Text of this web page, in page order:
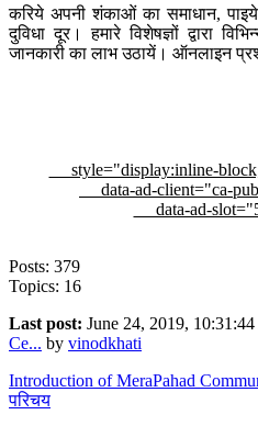
करिये अपनी शंकाओं का समाधान,
दुविधा दूर। हमारे विशेषज्ञों द्वारा
जानकारी का लाभ उठायें। ऑनलाइन
style="display:inline-
data-ad-client="ca-
data-ad-
Posts: 379
Topics: 16
Last post: June 24, 2019,
Ce... by vinodkhati
Introduction of MeraPahad
परिचय